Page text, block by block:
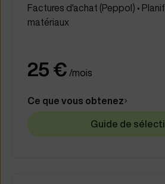
Factures d'achat (Peppol) •
matériaux
25 €/mois
Ce que vous obtenez
Guide de